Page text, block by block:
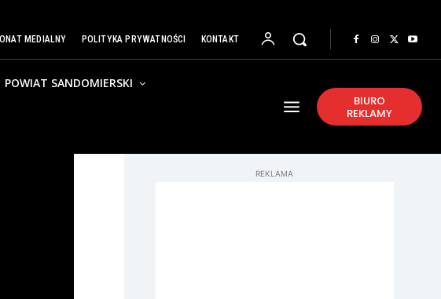
MEDIALNY POLITYKA PRYWATNOŚCI KONTAKT
POWIAT SANDOMIERSKI
BIURO
REKLAMY
REKLAMA